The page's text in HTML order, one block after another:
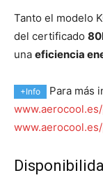
Tanto el modelo
del certificado
una eficiencia
+Info
Para más